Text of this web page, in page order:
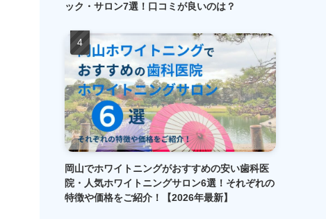
ック・サロン7選！口コミが良いのは？
岡山でホワイトニングがおすすめの安い歯科医
院・人気ホワイトニングサロン6選！それぞれの
特徴や価格をご紹介！【2026年最新】